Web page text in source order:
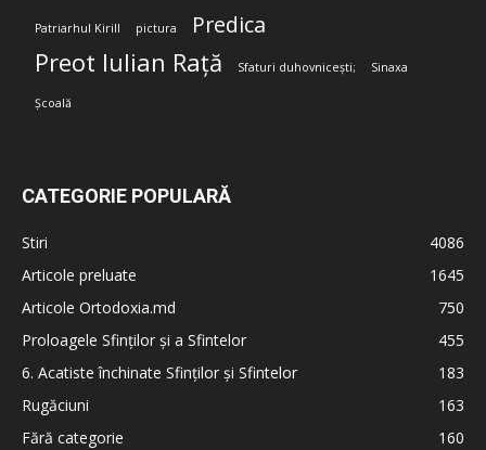
Patriarhul Kirill pictura Predica
Preot Iulian Rață Sfaturi duhovnicești; Sinaxa
Școală
CATEGORIE POPULARĂ
Stiri
4086
Articole preluate
1645
Articole Ortodoxia.md
750
Proloagele Sfinților și a Sfintelor
455
6. Acatiste închinate Sfinților și Sfintelor
183
Rugăciuni
163
Fără categorie
160